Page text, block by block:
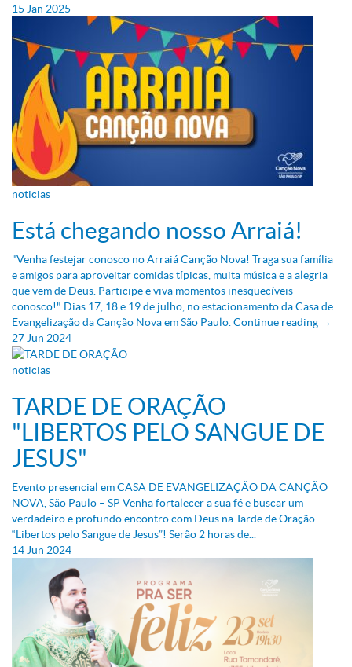
15 Jan 2025
noticias
Está chegando nosso Arraiá!
"Venha festejar conosco no Arraiá Canção Nova! Traga sua família
e amigos para aproveitar comidas típicas, muita música e a alegria
que vem de Deus. Participe e viva momentos inesquecíveis
conosco!" Dias 17, 18 e 19 de julho, no estacionamento da Casa de
Evangelização da Canção Nova em São Paulo. Continue reading →
27 Jun 2024
noticias
TARDE DE ORAÇÃO
"LIBERTOS PELO SANGUE DE
JESUS"
Evento presencial em CASA DE EVANGELIZAÇÃO DA CANÇÃO
NOVA, São Paulo – SP Venha fortalecer a sua fé e buscar um
verdadeiro e profundo encontro com Deus na Tarde de Oração
“Libertos pelo Sangue de Jesus”! Serão 2 horas de...
14Jun 2024